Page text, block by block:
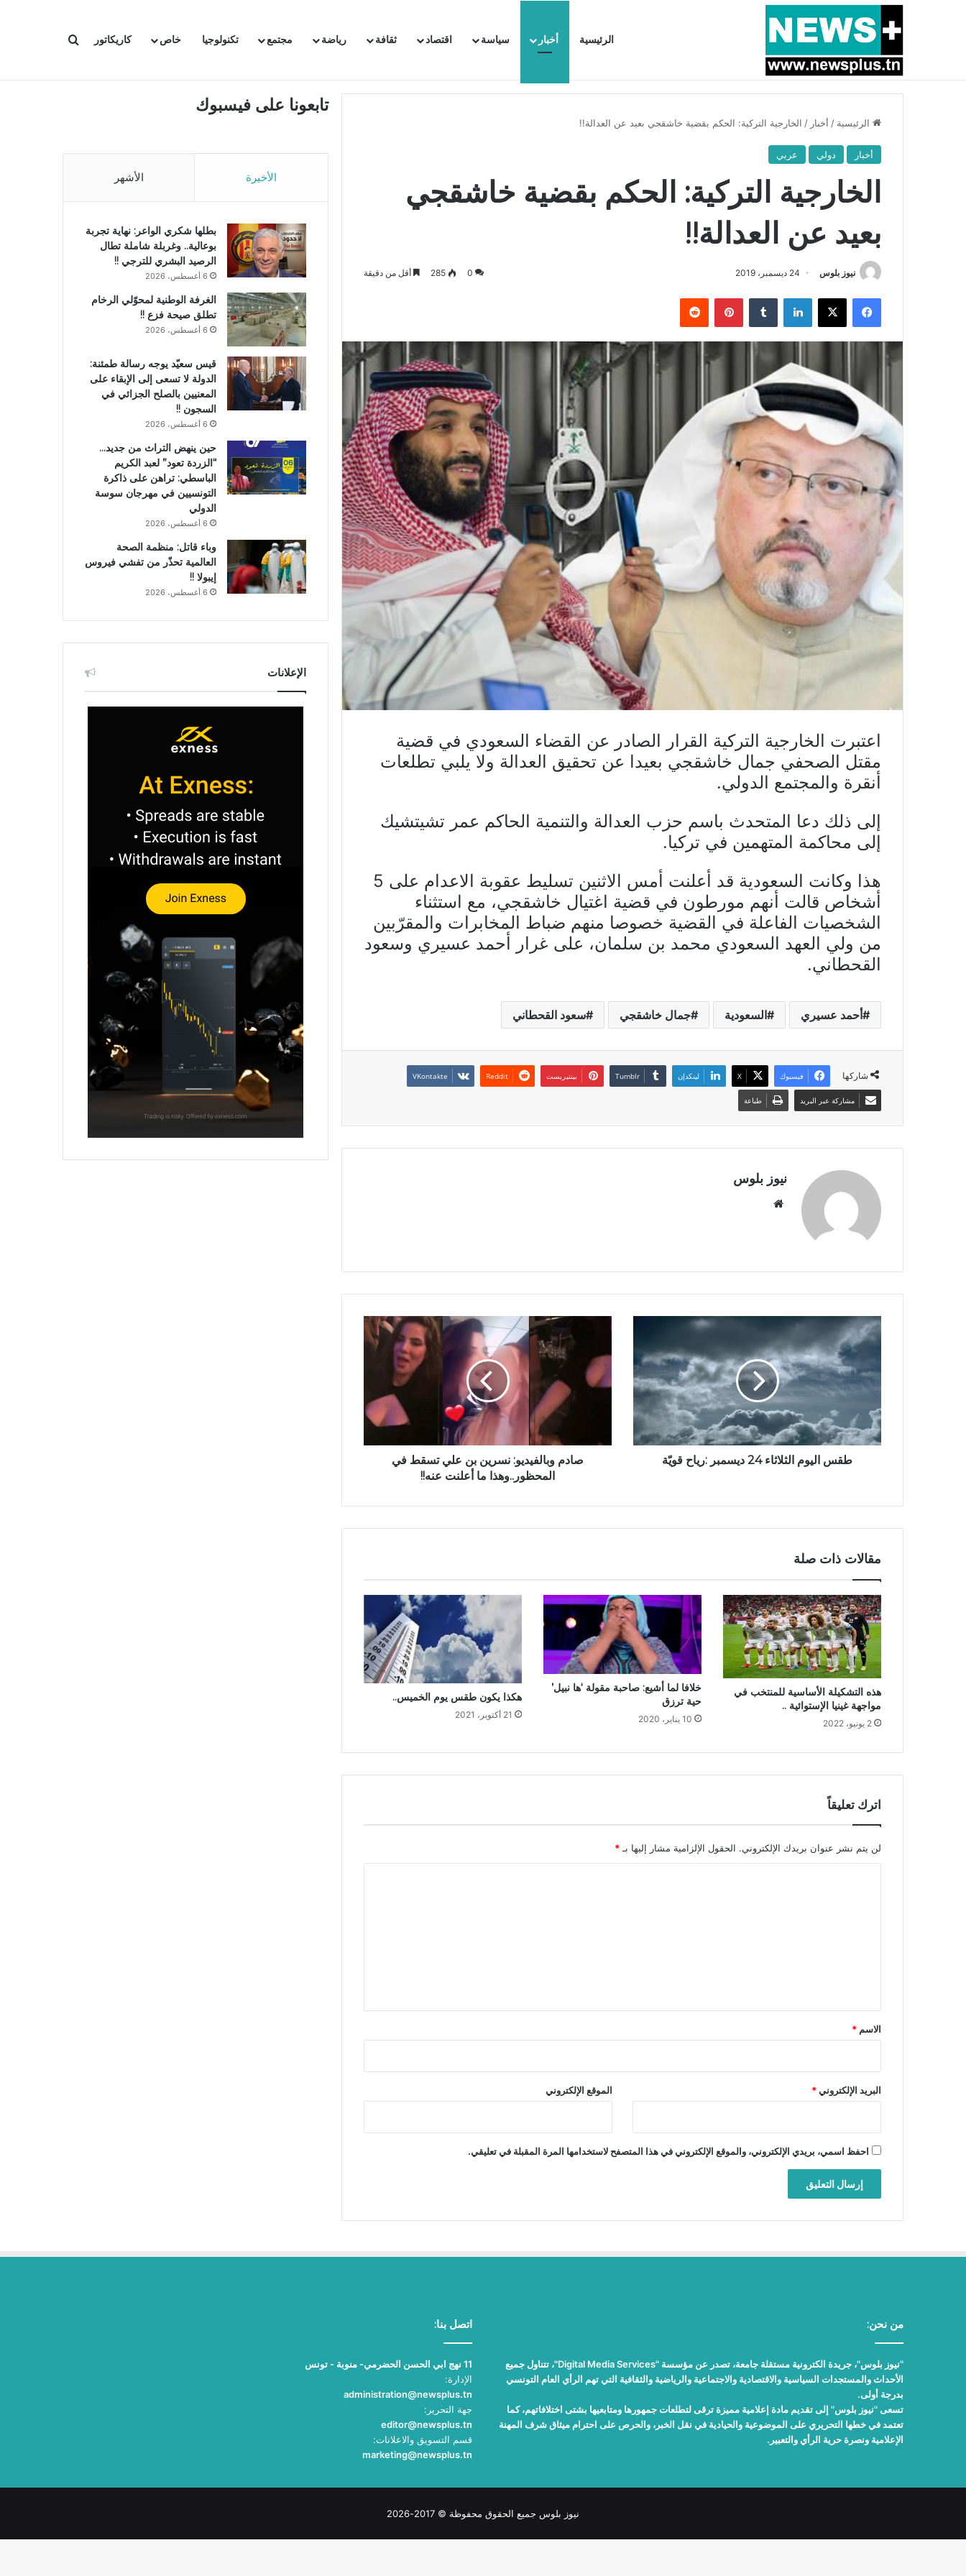
الرئيسية أخبار سياسة اقتصاد ثقافة رياضة مجتمع تكنولوجيا خاص كاريكاتور بحث عن
أخبار عاجلة بسبب المرزوقي وبتكليف من سعيّد: الخارجية تستدعي السفيرة الفرنسية بتونس وتبلغها احتجاجا شديد اللهجة !!
الرئيسية / أخبار / الخارجية التركية: الحكم بقضية خاشقجي بعيد عن العدالة!!
أخبار دولي عربي
الخارجية التركية: الحكم بقضية خاشقجي
بعيد عن العدالة!!
نيوز بلوس 24 ديسمبر، 2019 0
285 أقل من دقيقة
فيسبوك X لينكدإن بينتيريست
اعتبرت الخارجية التركية القرار الصادر عن القضاء السعودي في قضية
مقتل الصحفي جمال خاشقجي بعيدا عن تحقيق العدالة ولا يلبي تطلعات
أنقرة والمجتمع الدولي.
إلى ذلك دعا المتحدث باسم حزب العدالة والتنمية الحاكم عمر تشيتشيك
إلى محاكمة المتهمين في تركيا.
هذا وكانت السعودية قد أعلنت أمس الاثنين تسليط عقوبة الاعدام على 5
أشخاص قالت أنهم مورطون في قضية اغتيال خاشقجي، مع استثناء
الشخصيات الفاعلة في القضية خصوصا منهم ضباط المخابرات والمقرّبين
من ولي العهد السعودي محمد بن سلمان، على غرار أحمد عسيري وسعود
القحطاني.
أحمد عسيري السعودية جمال خاشقجي سعود القحطاني
شاركها فيسبوك X لينكدإن بينتيريست
مشاركة عبر البريد طباعة
نيوز بلوس
طقس اليوم الثلاثاء 24 ديسمبر :رياح قويّة
صادم وبالفيديو: نسرين بن علي تسقط في
المحظور..وهذا ما أعلنت عنه!!
مقالات ذات صلة
هذه التشكيلة الأساسية للمنتخب في
مواجهة غينيا الإستوائية ..
2 يونيو، 2022
خلافا لما أشيع: صاحبة مقولة ‘ها نبيل’
حية ترزق
10 يناير، 2020
هكذا يكون طقس يوم الخميس..
21 أكتوبر، 2021
اترك تعليقاً
لن يتم نشر عنوان بريدك الإلكتروني. الحقول الإلزامية مشار إليها بـ *
*
الاسم *
البريد الإلكتروني* الموقع الإلكتروني
احفظ اسمي، بريدي الإلكتروني، والموقع الإلكتروني في هذا المتصفح لاستخدامها المرة المقبلة في تعليقي.
تابعونا على فيسبوك
الأخيرة الأشهر
بطلها شكري الواعر: نهاية تجربة
بوعالية.. وغربلة شاملة تطال
الرصيد البشري للترجي !!
6 أغسطس، 2026
الغرفة الوطنية لمحوّلي الرخام
تطلق صيحة فزع !!
6 أغسطس، 2026
قيس سعيّد يوجه رسالة طمئنة:
الدولة لا تسعى إلى الإبقاء على
المعنيين بالصلح الجزائي في
السجون !!
6 أغسطس، 2026
حين ينهض التراث من جديد…
“الزردة تعود” لعبد الكريم
الباسطي: تراهن على ذاكرة
التونسيين في مهرجان سوسة
الدولي
6 أغسطس، 2026
وباء قاتل: منظمة الصحة
العالمية تحذّر من تفشي فيروس
إيبولا !!
6 أغسطس، 2026
الإعلانات
من نحن:
"نيوز بلوس"، جريدة الكترونية مستقلة جامعة، تصدر عن مؤسسة "Digital Media Services"، تتناول جميع
الأحداث والمستجدات السياسية والاقتصادية والاجتماعية والرياضية والثقافية التي تهم الرأي العام التونسي
بدرجة أولى.
تسعى "نيوز بلوس" إلى تقديم مادة إعلامية مميزة ترقى لتطلعات جمهورها ومتابعيها بشتى اختلافاتهم، كما
تعتمد في خطها التحريري على الموضوعية والحيادية في نقل الخبر، والحرص على احترام ميثاق شرف المهنة
الإعلامية ونصرة حرية الرأي والتعبير.
اتصل بنا:
11 نهج ابي الحسن الحضرمي- منوبة - تونس
الإدارة:
administration@newsplus.tn
جهة التحرير:
editor@newsplus.tn
قسم التسويق والاعلانات:
marketing@newsplus.tn
نيوز بلوس جميع الحقوق محفوظة © 2017-2026